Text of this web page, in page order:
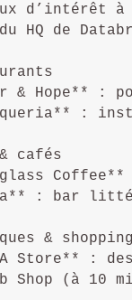
d’intérêt
HQ de
& Hope** :
:
& cafés
: bar
&
Store** :
Shop (à 10